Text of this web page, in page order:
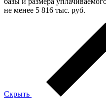
не менее 5 816 тыс. руб.
Скрыть